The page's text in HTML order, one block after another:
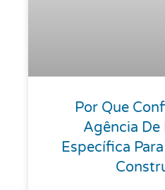
Por Que
Agência
Específica